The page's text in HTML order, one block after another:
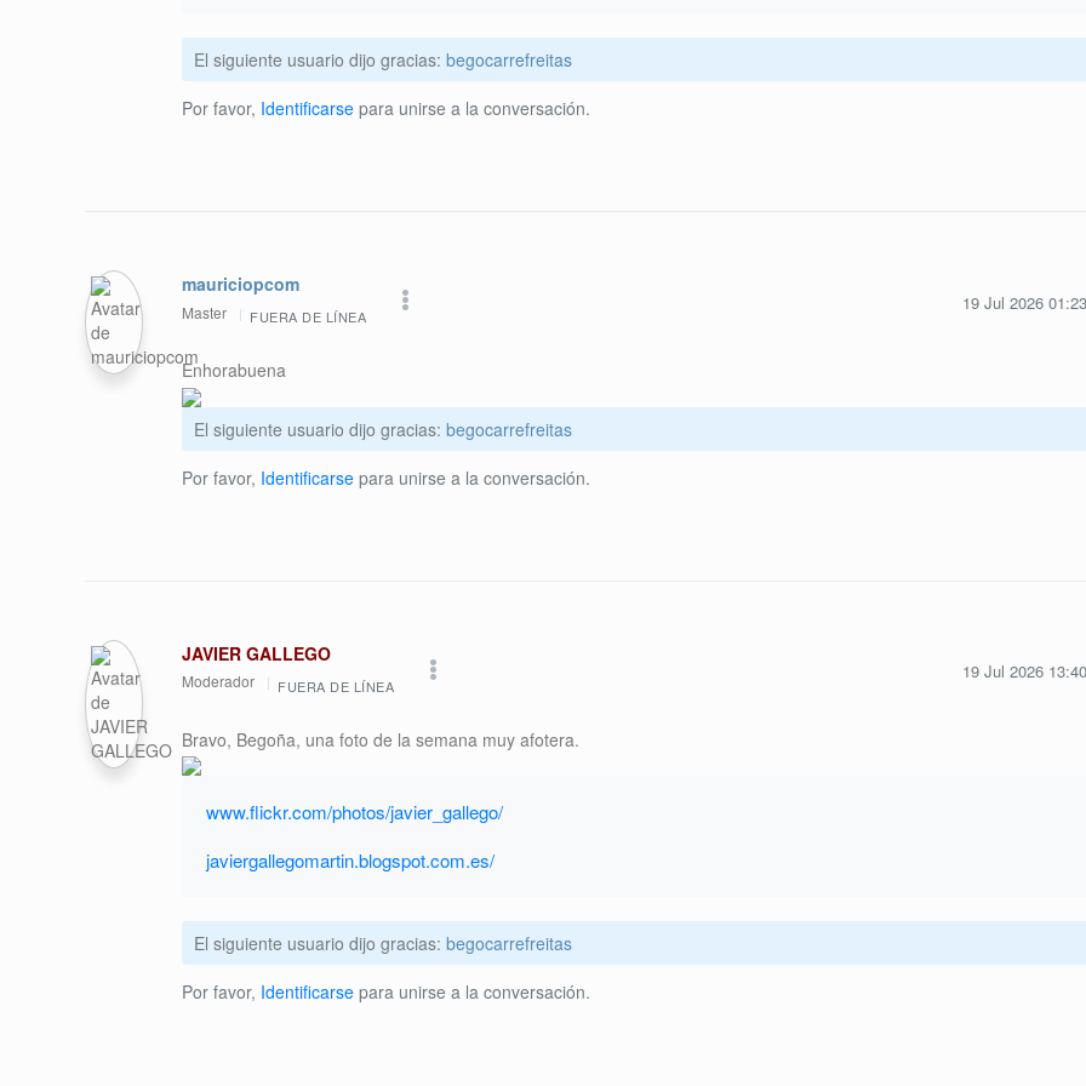
El siguiente usuario dijo gracias: begocarrefreitas
Por favor, Identificarse para unirse a la conversación.
19 Jul 2026 01:23
mauriciopcom
Master FUERA DE LÍNEA
Enhorabuena
El siguiente usuario dijo gracias: begocarrefreitas
Por favor, Identificarse para unirse a la conversación.
19 Jul 2026 13:40
JAVIER GALLEGO
Moderador FUERA DE LÍNEA
Bravo, Begoña, una foto de la semana muy afotera.
www.flickr.com/photos/javier_gallego/
javiergallegomartin.blogspot.com.es/
El siguiente usuario dijo gracias: begocarrefreitas
Por favor, Identificarse para unirse a la conversación.